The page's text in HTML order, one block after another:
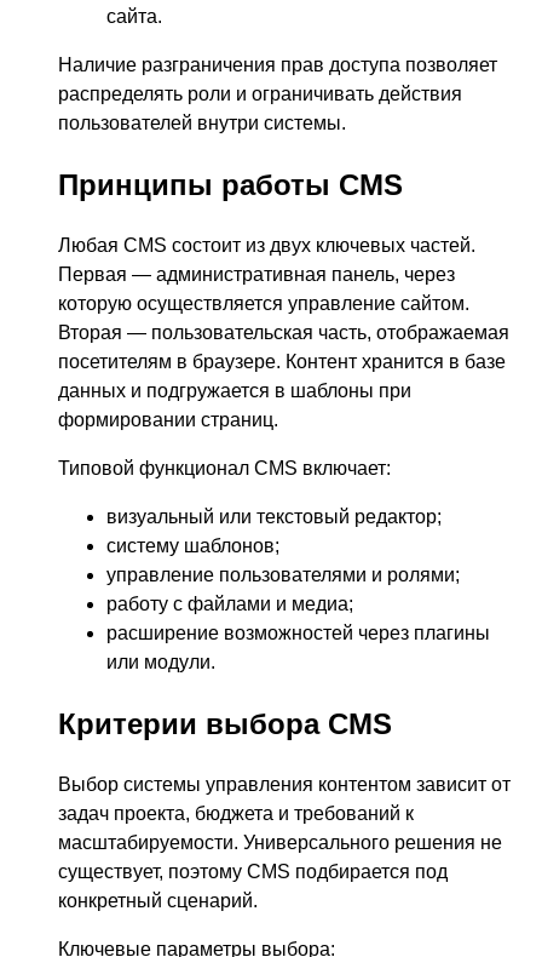
сайта.
Наличие разграничения прав доступа позволяет
распределять роли и ограничивать действия
пользователей внутри системы.
Принципы работы CMS
Любая CMS состоит из двух ключевых частей.
Первая — административная панель, через
которую осуществляется управление сайтом.
Вторая — пользовательская часть, отображаемая
посетителям в браузере. Контент хранится в базе
данных и подгружается в шаблоны при
формировании страниц.
Типовой функционал CMS включает:
визуальный или текстовый редактор;
систему шаблонов;
управление пользователями и ролями;
работу с файлами и медиа;
расширение возможностей через плагины
или модули.
Критерии выбора CMS
Выбор системы управления контентом зависит от
задач проекта, бюджета и требований к
масштабируемости. Универсального решения не
существует, поэтому CMS подбирается под
конкретный сценарий.
Ключевые параметры выбора: